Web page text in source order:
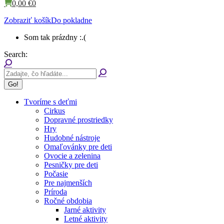
0,00 €0
Zobraziť košíkDo pokladne
Som tak prázdny :.(
Search:
Tvoríme s deťmi
Cirkus
Dopravné prostriedky
Hry
Hudobné nástroje
Omaľovánky pre deti
Ovocie a zelenina
Pesničky pre deti
Počasie
Pre najmenších
Príroda
Ročné obdobia
Jarné aktivity
Letné aktivity